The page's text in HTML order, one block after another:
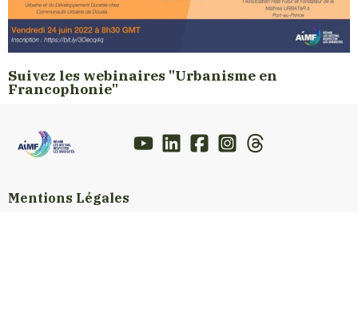
Suivez les webinaires "Urbanisme en
Francophonie"
Mentions Légales